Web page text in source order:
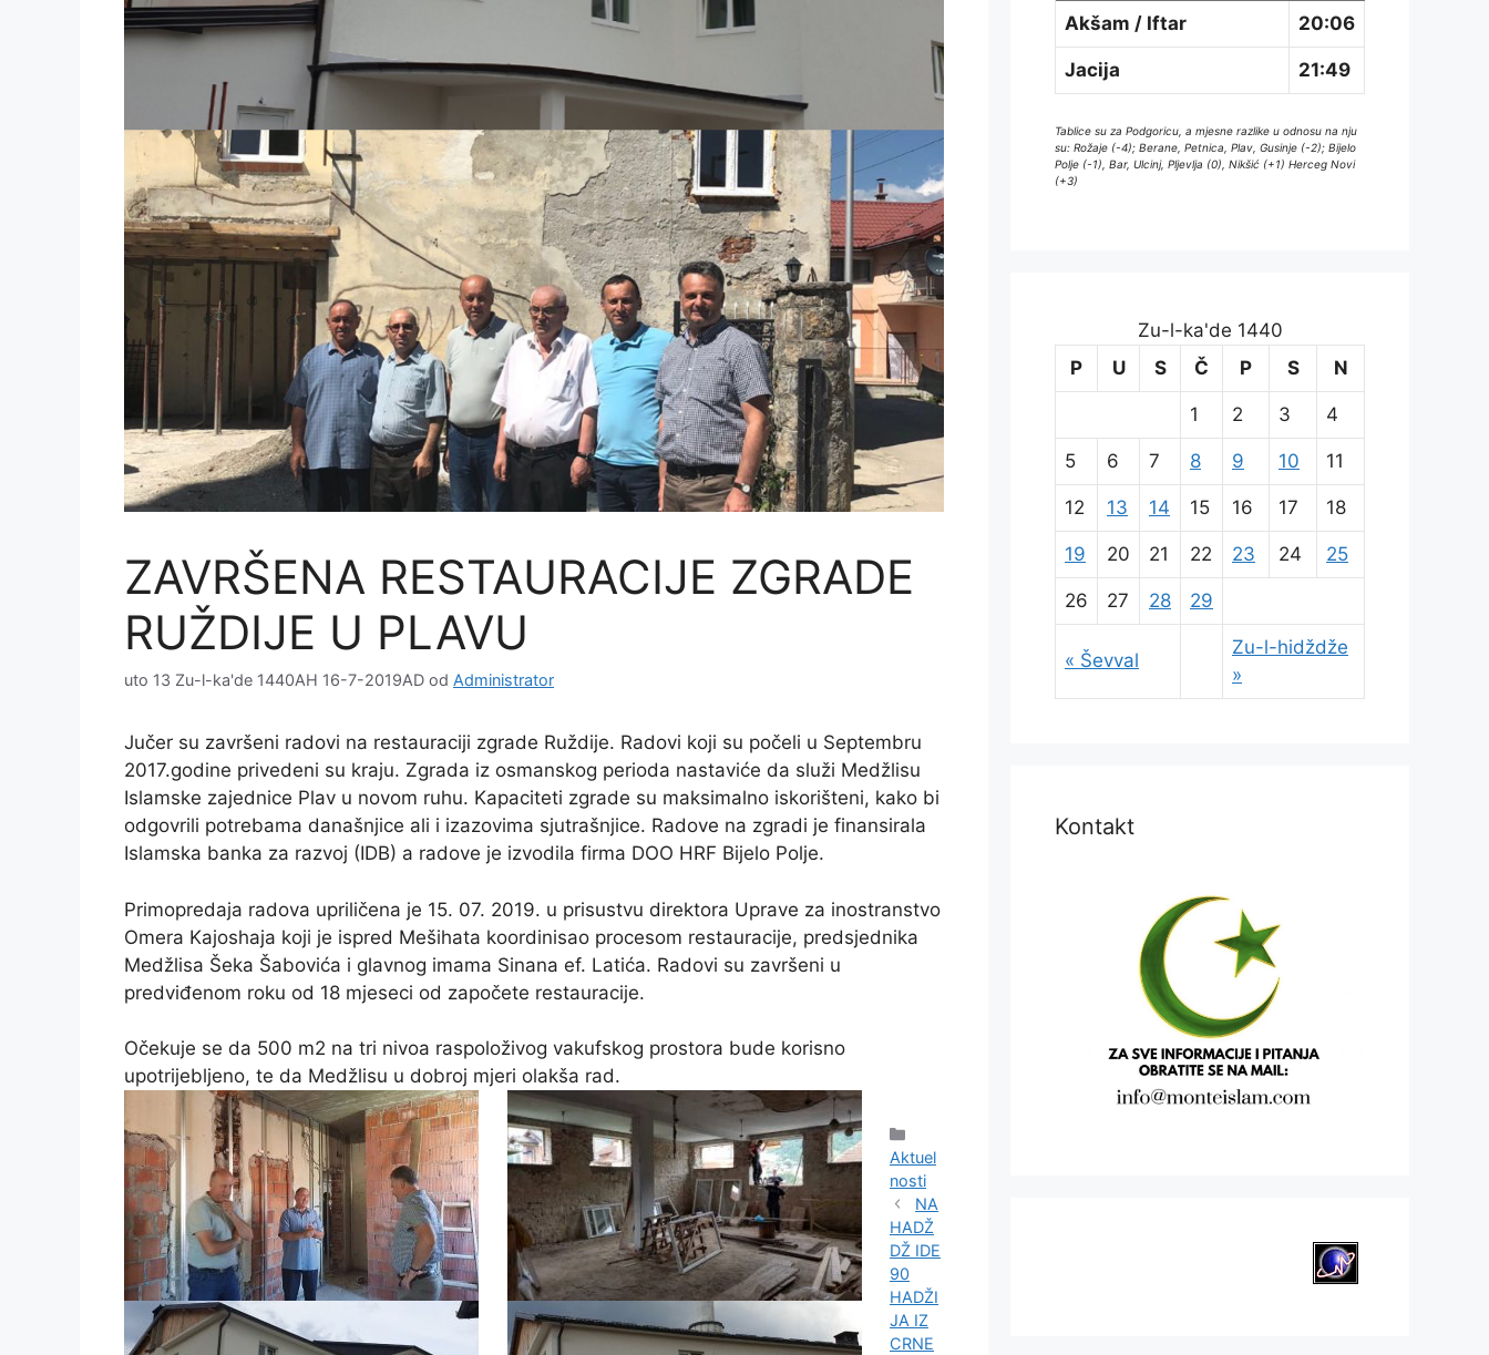
ZAVRŠENA RESTAURACIJE ZGRADE
RUŽDIJE U PLAVU
uto 13 Zu-l-ka'de 1440AH 16-7-2019AD od Administrator
Jučer su završeni radovi na restauraciji zgrade Ruždije. Radovi koji su počeli u Septembru
2017.godine privedeni su kraju. Zgrada iz osmanskog perioda nastaviće da služi Medžlisu
Islamske zajednice Plav u novom ruhu. Kapaciteti zgrade su maksimalno iskorišteni, kako bi
odgovrili potrebama današnjice ali i izazovima sjutrašnjice. Radove na zgradi je finansirala
Islamska banka za razvoj (IDB) a radove je izvodila firma DOO HRF Bijelo Polje.
Primopredaja radova upriličena je 15. 07. 2019. u prisustvu direktora Uprave za inostranstvo
Omera Kajoshaja koji je ispred Mešihata koordinisao procesom restauracije, predsjednika
Medžlisa Šeka Šabovića i glavnog imama Sinana ef. Latića. Radovi su završeni u
predviđenom roku od 18 mjeseci od započete restauracije.
Očekuje se da 500 m2 na tri nivoa raspoloživog vakufskog prostora bude korisno
upotrijebljeno, te da Medžlisu u dobroj mjeri olakša rad.
Aktuel
nosti
NA
HADŽ
DŽ IDE
90
HADŽI
JA IZ
CRNE
Akšam / Iftar 20:06
Jacija 21:49
Tablice su za Podgoricu, a mjesne razlike u odnosu na nju
su: Rožaje (-4); Berane, Petnica, Plav, Gusinje (-2); Bijelo
Polje (-1), Bar, Ulcinj, Pljevlja (0), Nikšić (+1) Herceg Novi
(+3)
Zu-l-ka'de 1440
P
U S Č P S N
« Ševval
Zu-l-hidždže
»
1 2 3 4
5 6 7 8 9 10 11
12 13 14 15 16 17 18
19 20 21 22 23 24 25
26 27 28 29
Kontakt